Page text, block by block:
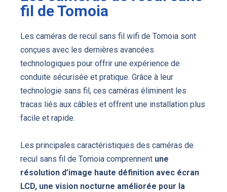
fil de Tomoia
Les caméras de recul sans fil wifi de Tomoia sont
conçues avec les dernières avancées
technologiques pour offrir une expérience de
conduite sécurisée et pratique. Grâce à leur
technologie sans fil, ces caméras éliminent les
tracas liés aux câbles et offrent une installation plus
facile et rapide.
Les principales caractéristiques des caméras de
recul sans fil de Tomoia comprennent une
résolution d’image haute définition avec écran
LCD, une vision nocturne améliorée pour la